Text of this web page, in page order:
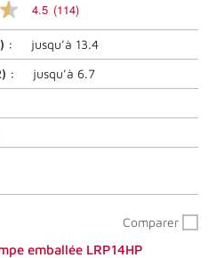
4.5 (114)
) : jusqu’à 13.4
) : jusqu’à 6.7
Comparer
emballée LRP14HP